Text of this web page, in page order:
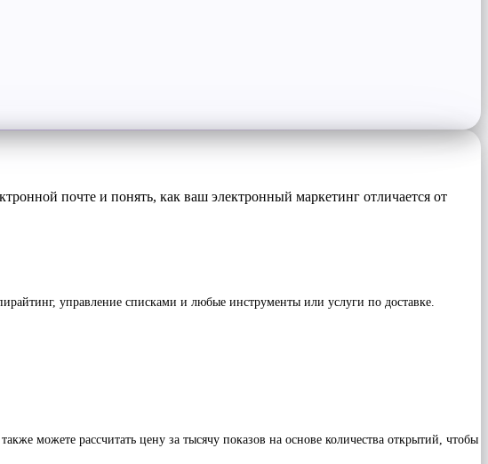
почте и понять, как ваш электронный маркетинг отличается от
управление списками и любые инструменты или услуги по доставке.
можете рассчитать цену за тысячу показов на основе количества открытий, чтобы